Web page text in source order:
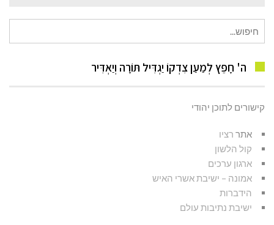
עבור:
ה' חָפֵץ לְמַעַן צִדְקוֹ יַגְדִּיל תּוֹרָה וְיַאְדִּיר
קישורים לתוכן יהודי
אתר רציו
קול הלשון
ארגון ערכים
אמונה – ישיבת אשרי האיש
הידברות
ישיבת נתיבות עולם